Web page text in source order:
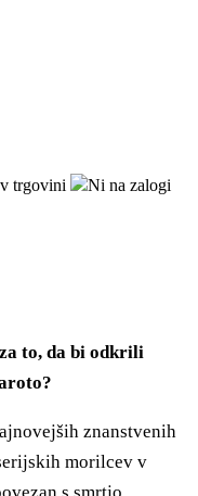
trgovini Ni na zalogi
to, da bi odkrili
znanstvenih
morilcev v
s smrtjo